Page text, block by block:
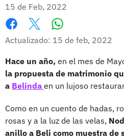
15 de Feb, 2022
Facebook
X
Actualizado: 15 de feb, 2022
Hace un año, en el mes de
la propuesta de matrimonio
a Belinda en un lujoso
Como en un cuento de hadas,
rosas y a la luz de las velas,
anillo a Beli como muestra de